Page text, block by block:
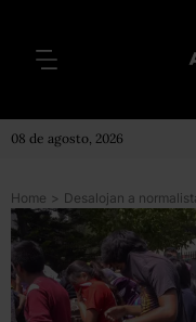
08 de agosto, 2026
Home >